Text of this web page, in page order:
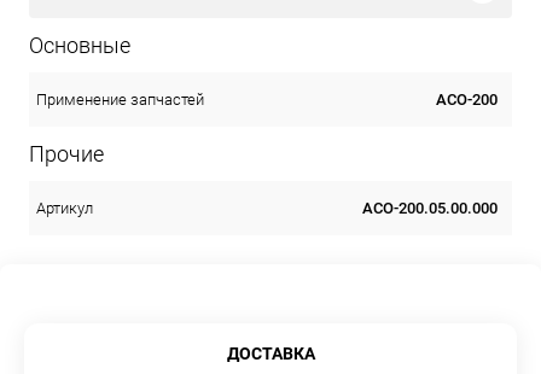
Основные
Применение запчастей АСО-200
Прочие
Артикул АСО-200.05.00.000
ДОСТАВКА